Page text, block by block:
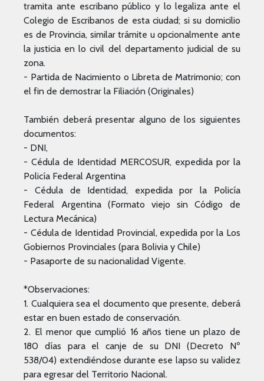
tramita ante escribano público y lo legaliza ante el
Colegio de Escribanos de esta ciudad; si su domicilio
es de Provincia, similar trámite u opcionalmente ante
la justicia en lo civil del departamento judicial de su
zona.
- Partida de Nacimiento o Libreta de Matrimonio; con
el fin de demostrar la Filiación (Originales)
También deberá presentar alguno de los siguientes
documentos:
- DNI,
- Cédula de Identidad MERCOSUR, expedida por la
Policía Federal Argentina
- Cédula de Identidad, expedida por la Policía
Federal Argentina (Formato viejo sin Código de
Lectura Mecánica)
- Cédula de Identidad Provincial, expedida por la Los
Gobiernos Provinciales (para Bolivia y Chile)
- Pasaporte de su nacionalidad Vigente.
*Observaciones:
1. Cualquiera sea el documento que presente, deberá
estar en buen estado de conservación.
2. El menor que cumplió 16 años tiene un plazo de
180 días para el canje de su DNI (Decreto Nº
538/04) extendiéndose durante ese lapso su validez
para egresar del Territorio Nacional.